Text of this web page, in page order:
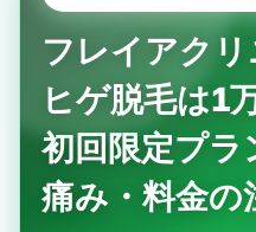
フレイアク
ヒゲ脱毛は1
初回限定プラ
痛み・料金の